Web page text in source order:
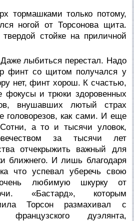
тормашками только потому,
ногой от Торсонова щита.
стойке на приличной
лыбиться перестал. Надо
финт со щитом получался у
нет, финт хорош. К счастью,
фокусы и трюки здоровенных
внушавших лютый страх
головорезов, как сами. И еще
а то и тысячи уловок,
за тысячи лет
отчекрыжить важный для
ближнего. И лишь благодаря
что успевал уберечь свою
любимую шкурку от
«Бастард», которым
Торсон размахивал с
французского дуэлянта,